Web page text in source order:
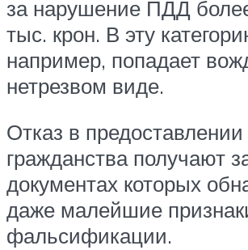
за нарушение ПДД
тыс. крон. В эту
например, попадает
нетрезвом виде.
Отказ в предоставлении
гражданства получают
документах которых
даже малейшие
фальсификации.